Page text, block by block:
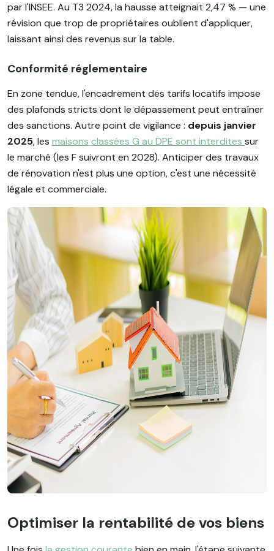
par l'INSEE. Au T3 2024, la hausse atteignait 2,47 % — une
révision que trop de propriétaires oublient d'appliquer,
laissant ainsi des revenus sur la table.
Conformité réglementaire
En zone tendue, l'encadrement des tarifs locatifs impose
des plafonds stricts dont le dépassement peut entraîner
des sanctions. Autre point de vigilance : depuis janvier
2025, les maisons classées G au DPE sont interdites sur
le marché (les F suivront en 2028). Anticiper des travaux
de rénovation n'est plus une option, c'est une nécessité
légale et commerciale.
Optimiser la rentabilité de vos biens